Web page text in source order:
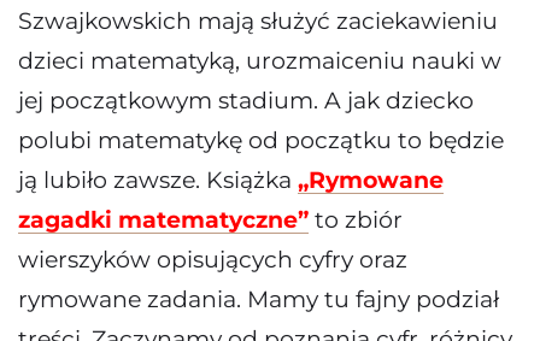
Szwajkowskich mają służyć zaciekawieniu
dzieci matematyką, urozmaiceniu nauki w
jej początkowym stadium. A jak dziecko
polubi matematykę od początku to będzie
ją lubiło zawsze. Książka „Rymowane
zagadki matematyczne” to zbiór
wierszyków opisujących cyfry oraz
rymowane zadania. Mamy tu fajny podział